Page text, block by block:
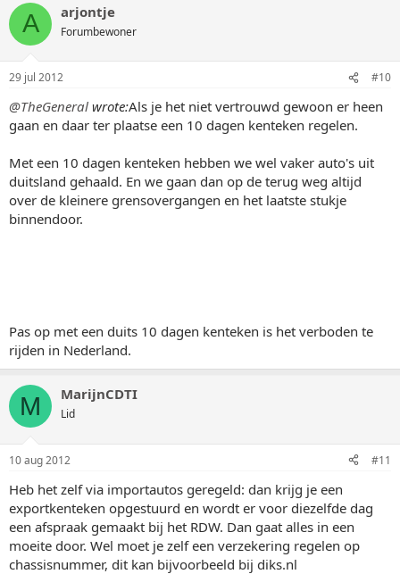
A arjontje
Forumbewoner
29 jul 2012 #10
@TheGeneral wrote:Als je het niet vertrouwd gewoon er heen
gaan en daar ter plaatse een 10 dagen kenteken regelen.
Met een 10 dagen kenteken hebben we wel vaker auto's uit
duitsland gehaald. En we gaan dan op de terug weg altijd
over de kleinere grensovergangen en het laatste stukje
binnendoor.
Pas op met een duits 10 dagen kenteken is het verboden te
rijden in Nederland.
M MarijnCDTI
Lid
10 aug 2012 #11
Heb het zelf via importautos geregeld: dan krijg je een
exportkenteken opgestuurd en wordt er voor diezelfde dag
een afspraak gemaakt bij het RDW. Dan gaat alles in een
moeite door. Wel moet je zelf een verzekering regelen op
chassisnummer, dit kan bijvoorbeeld bij diks.nl